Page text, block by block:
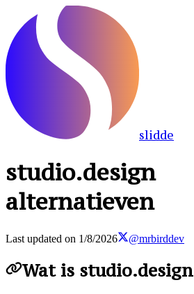
slidde
studio.design
alternatieven
Last updated on 1/8/2026 @mrbirddev
Wat is studio.design